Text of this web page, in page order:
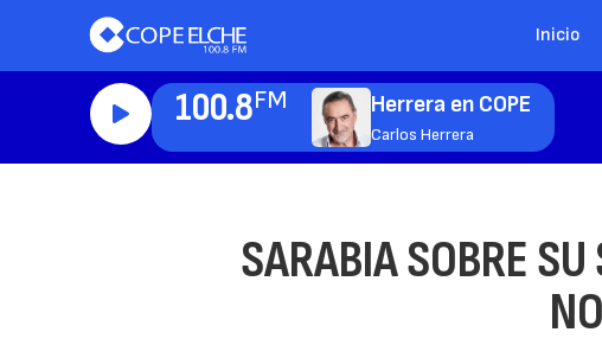
Inicio
100.8FM Herrera en COPE
Carlos Herrera
SARABIA SOBRE